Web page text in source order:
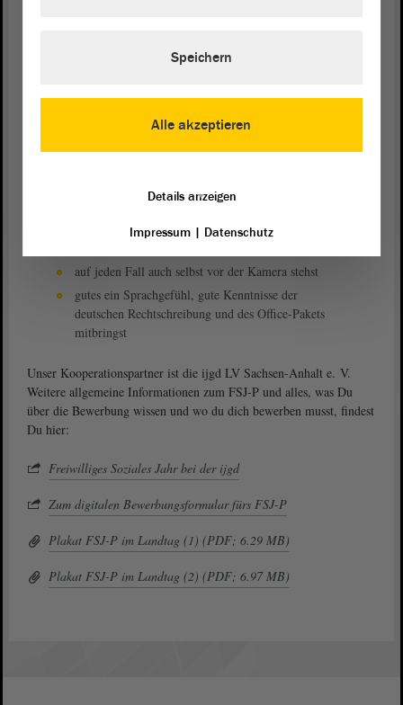
Dein FSJ-P bei uns wird ein Erfolg, wenn du…
Angst hast, auf Menschen zuzugehen und andere
Recherche und Organisationsaufgaben im
auf jeden Fall auch selbst vor der Kamera stehst
gutes ein Sprachgefühl, gute Kenntnisse der
deutschen Rechtschreibung und des Office-Pakets
mitbringst
Unser Kooperationspartner ist die ijgd LV Sachsen-Anhalt e. V.
Weitere allgemeine Informationen zum FSJ-P und alles, was Du
über die Bewerbung wissen und wo du dich bewerben musst, findest
Du hier:
Freiwilliges Soziales Jahr bei der ijgd
Zum digitalen Bewerbungsformular fürs FSJ-P
Plakat FSJ-P im Landtag (1) (PDF; 6.29 MB)
Plakat FSJ-P im Landtag (2) (PDF; 6.97 MB)
Alle akzeptieren
Speichern
Details anzeigen
Impressum| Datenschutz